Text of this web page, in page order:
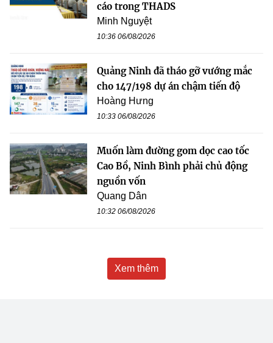
cáo trong THADS
Minh Nguyệt
10:36 06/08/2026
Quảng Ninh đã tháo gỡ vướng mắc
cho 147/198 dự án chậm tiến độ
Hoàng Hưng
10:33 06/08/2026
Muốn làm đường gom dọc cao tốc
Cao Bồ, Ninh Bình phải chủ động
nguồn vốn
Quang Dân
10:32 06/08/2026
Xem thêm